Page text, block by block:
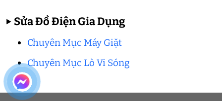
▶ Sửa Đồ Điện Gia Dụng
Chuyên Mục Máy Giặt
Chuyên Mục Lò Vi Sóng